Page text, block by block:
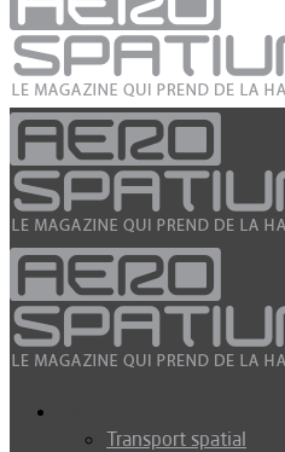
Transport spatial